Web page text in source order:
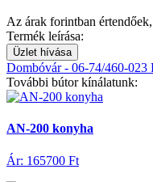
Az árak forintban
Termék leírása:
Üzlet hívása
Dombóvár - 06-74/460-023
További bútor kínálatunk:
AN-200 konyha
Ár: 165700 Ft